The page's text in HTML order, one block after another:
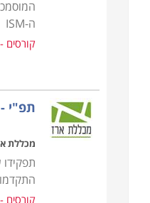
במסגרת הקורס
ניהול קשרי
מקומיים ובינלאומיים.
עבור מי מתאימים
קורס רכש
התמ"ת. בסיום
לרכש
ה-ISM
קורסים
תפ"י -
מכללת
קורסים